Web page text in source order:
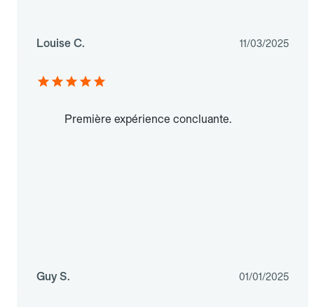
Louise C. 11/03/2025
Première expérience concluante.
Guy S. 01/01/2025